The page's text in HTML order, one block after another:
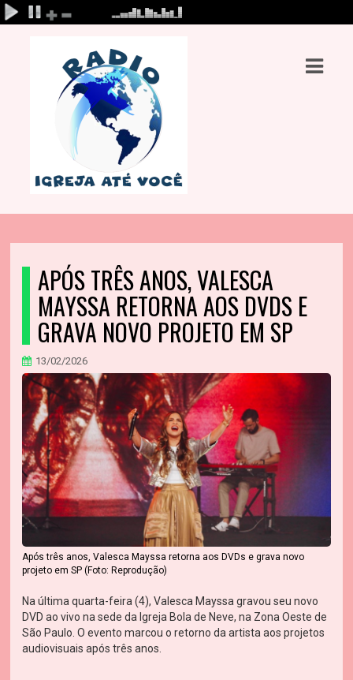
APÓS TRÊS ANOS, VALESCA
MAYSSA RETORNA AOS DVDS E
GRAVA NOVO PROJETO EM SP
13/02/2026
Após três anos, Valesca Mayssa retorna aos DVDs e grava novo
projeto em SP (Foto: Reprodução)
Na última quarta-feira (4), Valesca Mayssa gravou seu novo
DVD ao vivo na sede da Igreja Bola de Neve, na Zona Oeste de
São Paulo. O evento marcou o retorno da artista aos projetos
audiovisuais após três anos.